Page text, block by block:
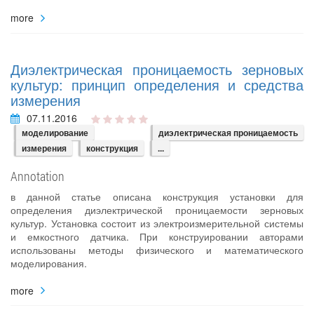
more
Диэлектрическая проницаемость зерновых
культур: принцип определения и средства
измерения
07.11.2016
моделирование
диэлектрическая проницаемость
измерения
конструкция ...
Annotation
в данной статье описана конструкция установки для
определения диэлектрической проницаемости зерновых
культур. Установка состоит из электроизмерительной системы
и емкостного датчика. При конструировании авторами
использованы методы физического и математического
моделирования.
more